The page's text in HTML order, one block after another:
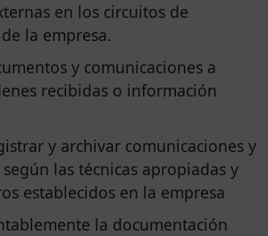
en los circuitos de
la empresa.
y comunicaciones a
recibidas o información
y archivar comunicaciones y
las técnicas apropiadas y
establecidos en la empresa
la documentación